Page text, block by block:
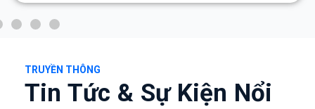
TRUYỀN THÔNG
Tin Tức & Sự Kiện Nổi